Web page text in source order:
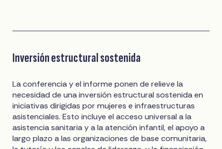
Inversión estructural sostenida
La conferencia y el informe ponen de relieve la
necesidad de una inversión estructural sostenida en
iniciativas dirigidas por mujeres e infraestructuras
asistenciales. Esto incluye el acceso universal a la
asistencia sanitaria y a la atención infantil, el apoyo a
largo plazo a las organizaciones de base comunitaria,